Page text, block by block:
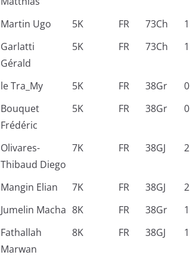
Martin Ugo 5K FR 73Ch 1
Garlatti
Gérald
5K FR 73Ch 1
le Tra_My 5K FR 38Gr 0
Bouquet
Frédéric
5K FR 38Gr 0
Olivares-
Thibaud Diego
7K FR 38GJ 2
Mangin Elian 7K FR 38GJ 2
Jumelin Macha 8K FR 38Gr 1
Fathallah
Marwan
8K FR 38GJ 1